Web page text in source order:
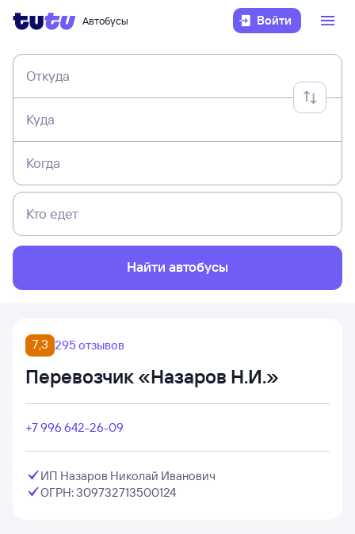
Автобусы Войти
Откуда
Куда
Когда
Кто едет
Найти автобусы
7,3 295 отзывов
Перевозчик «Назаров Н.И.»
+7 996 642-26-09
ИП Назаров Николай Иванович
ОГРН: 309732713500124